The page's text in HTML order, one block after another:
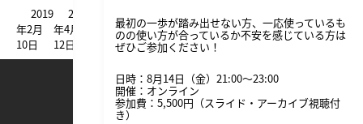
2019
年2月
10日
2020
年4月
12日
最初の一歩が踏み出せない方、一応使っているも
のの使い方が合っているか不安を感じている方は
ぜひご参加ください！
日時：8月14日（金）21:00〜23:00
開催：オンライン
参加費：5,500円（スライド・アーカイブ視聴付
き）